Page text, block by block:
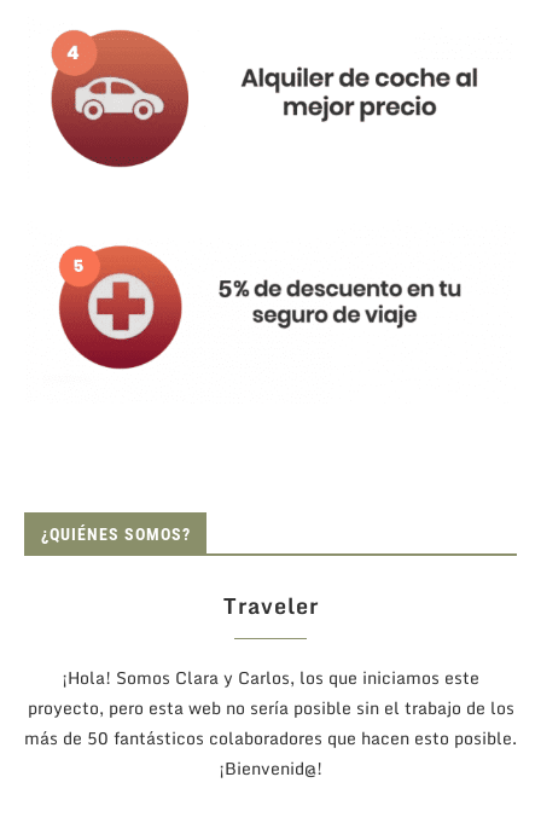
¿QUIÉNES SOMOS?
Traveler
¡Hola! Somos Clara y Carlos, los que iniciamos este
proyecto, pero esta web no sería posible sin el trabajo de los
más de 50 fantásticos colaboradores que hacen esto posible.
¡Bienvenid@!